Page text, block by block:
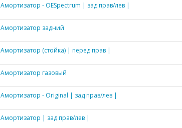
Амортизатор - OESpectrum | зад прав/лев |
Амортизатор задний
Амортизатор (стойка) | перед прав |
Амортизатор газовый
Амортизатор - Original | зад прав/лев |
Амортизатор | зад прав/лев |